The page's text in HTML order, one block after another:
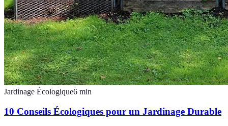
Jardinage Écologique6 min
10 Conseils Écologiques pour un Jardinage Durable